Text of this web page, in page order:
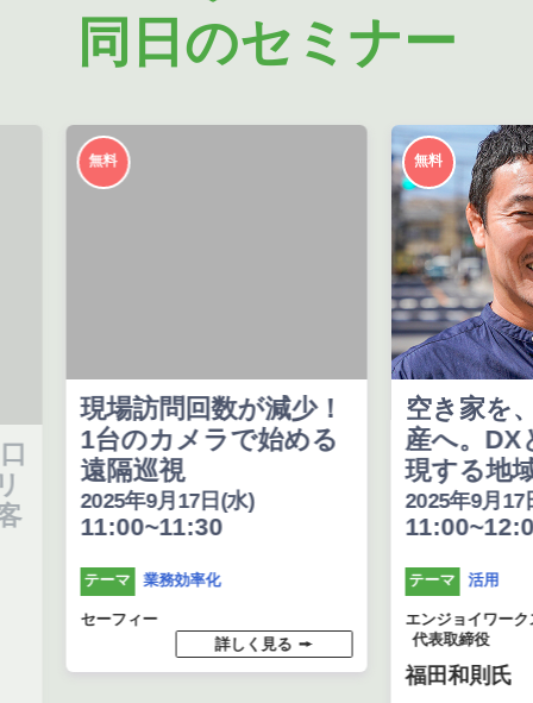
同日のセミナー
無料
現場訪問回数が減少！
1台のカメラで始める
遠隔巡視
2025年9月17日(水)
11:00~11:30
テーマ 業務効率化
セーフィー
詳しく見る
無料
空き家を、
産へ。DXと
現する地域創
2025年9月17日(
11:00~12:00
テーマ 活用
エンジョイワークス
代表取締役
福田和則氏